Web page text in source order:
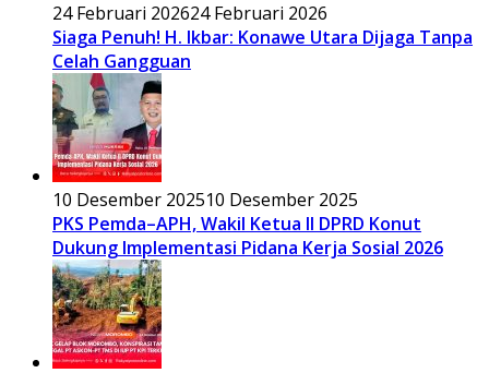
24 Februari 202624 Februari 2026
Siaga Penuh! H. Ikbar: Konawe Utara Dijaga Tanpa
Celah Gangguan
10 Desember 202510 Desember 2025
PKS Pemda–APH, Wakil Ketua II DPRD Konut
Dukung Implementasi Pidana Kerja Sosial 2026